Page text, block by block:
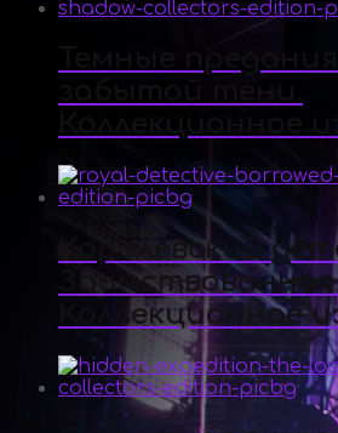
Королевский
Коллекционное